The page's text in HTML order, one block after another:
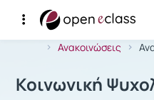
Αρχική Σελίδα
Ανακοινώσεις
Μάθημα :
Κοινωνική